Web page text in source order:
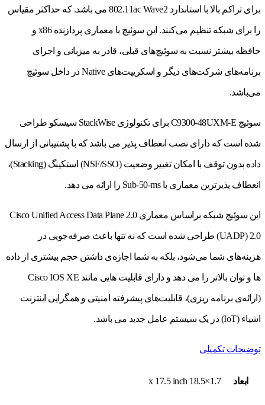
برای تراکم بالا با استاندارد 802.11ac Wave2 می باشد. که حداکثر مقیاس
را برای شبکه تنظیم می‌کنند. این سوئیچ با معماری پردازنده x86 و
حافظه بیشتر نسبت به سوئیچ‌های قبلی، قادر به میزبانی و اجرای
برنامه‌های شرکت‌های دیگر و اسکریپت‌های Native در داخل سوئیچ
می‌باشد.
سوئیچ C9300-48UXM-E برای تکنولوژی StackWise سیسکو طراحی
شده است که دارای نصب انعطاف پذیر می باشد که با پشتیبانی از ارسال
داده بدون توقف با امکان تغییر وضعیت (NSF/SSO) استکینگ (Stacking)،
انعطاف پذیرترین معماری با Sub-50-ms را ارائه می دهد.
این سوئیچ‌ شبکه براساس معماری Cisco Unified Access Data Plane 2.0
(UADP) 2.0 طراحی شده است که نه تنها باعث صرفه‌جویی در
هزینه‌های شما می‌شود، بلکه به شما اجازه‌ی داشتن حجم بیشتری از داده
ها و توان بالاتر را می دهد و دارای قابلیت هایی مانند Cisco IOS XE
(ارائه‌ی برنامه ریزی)، قابلیت‌های پیشرفته امنیتی و همگرایی اینترنت
اشیاء (IoT) در یک سیستم عامل جدید می باشد.
توضیحات تکمیلی
ابعاد 1.7×18.5 x 17.5 inch